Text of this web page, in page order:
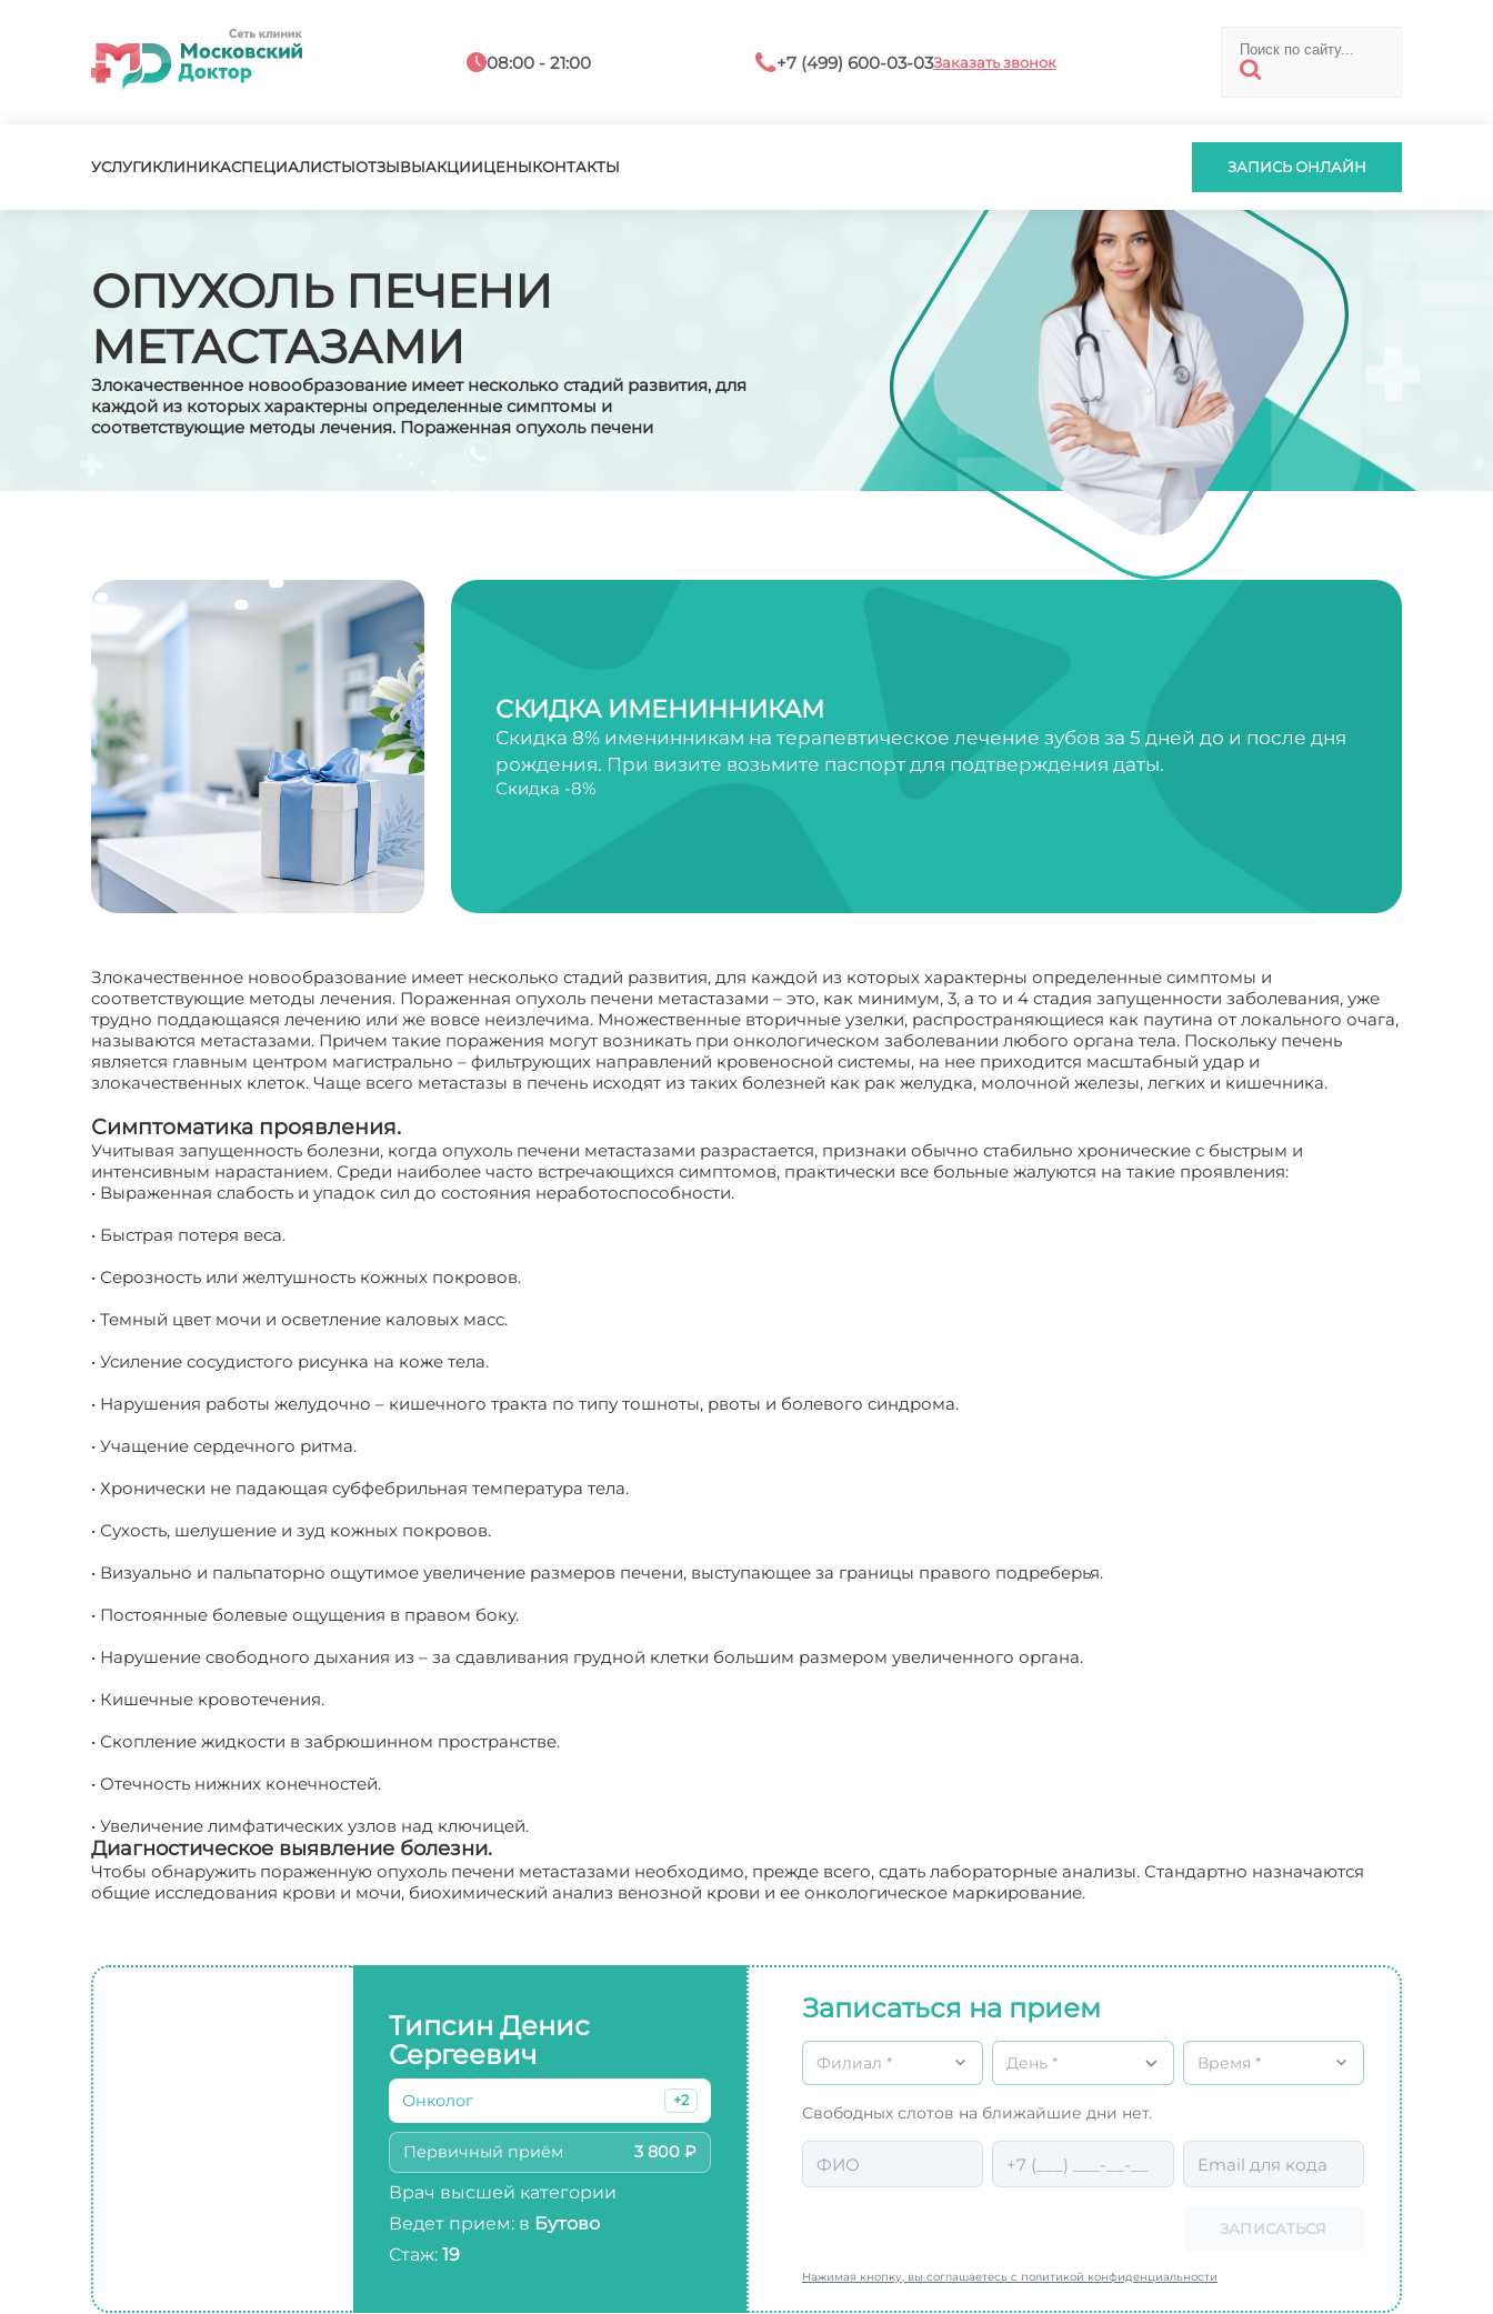
08:00 - 21:00 +7 (499) 600-03-03Заказать звонок
УСЛУГИКЛИНИКАСПЕЦИАЛИСТЫОТЗЫВЫАКЦИИЦЕНЫКОНТАКТЫ ЗАПИСЬ ОНЛАЙН
ОПУХОЛЬ ПЕЧЕНИ
МЕТАСТАЗАМИ
Злокачественное новообразование имеет несколько стадий развития, для
каждой из которых характерны определенные симптомы и
соответствующие методы лечения. Пораженная опухоль печени
СКИДКА ИМЕНИННИКАМ
Скидка 8% именинникам на терапевтическое лечение зубов за 5 дней до и после дня
рождения. При визите возьмите паспорт для подтверждения даты.
Скидка -8%
Злокачественное новообразование имеет несколько стадий развития, для каждой из которых характерны определенные симптомы и
соответствующие методы лечения. Пораженная опухоль печени метастазами – это, как минимум, 3, а то и 4 стадия запущенности заболевания, уже
трудно поддающаяся лечению или же вовсе неизлечима. Множественные вторичные узелки, распространяющиеся как паутина от локального очага,
называются метастазами. Причем такие поражения могут возникать при онкологическом заболевании любого органа тела. Поскольку печень
является главным центром магистрально – фильтрующих направлений кровеносной системы, на нее приходится масштабный удар и
злокачественных клеток. Чаще всего метастазы в печень исходят из таких болезней как рак желудка, молочной железы, легких и кишечника.
Симптоматика проявления.
Учитывая запущенность болезни, когда опухоль печени метастазами разрастается, признаки обычно стабильно хронические с быстрым и
интенсивным нарастанием. Среди наиболее часто встречающихся симптомов, практически все больные жалуются на такие проявления:
• Выраженная слабость и упадок сил до состояния неработоспособности.
• Быстрая потеря веса.
• Серозность или желтушность кожных покровов.
• Темный цвет мочи и осветление каловых масс.
• Усиление сосудистого рисунка на коже тела.
• Нарушения работы желудочно – кишечного тракта по типу тошноты, рвоты и болевого синдрома.
• Учащение сердечного ритма.
• Хронически не падающая субфебрильная температура тела.
• Сухость, шелушение и зуд кожных покровов.
• Визуально и пальпаторно ощутимое увеличение размеров печени, выступающее за границы правого подреберья.
• Постоянные болевые ощущения в правом боку.
• Нарушение свободного дыхания из – за сдавливания грудной клетки большим размером увеличенного органа.
• Кишечные кровотечения.
• Скопление жидкости в забрюшинном пространстве.
• Отечность нижних конечностей.
• Увеличение лимфатических узлов над ключицей.
Диагностическое выявление болезни.
Чтобы обнаружить пораженную опухоль печени метастазами необходимо, прежде всего, сдать лабораторные анализы. Стандартно назначаются
общие исследования крови и мочи, биохимический анализ венозной крови и ее онкологическое маркирование.
Типсин Денис
Сергеевич
Онколог +2
Первичный приём 3 800 ₽
Врач высшей категории
Ведет прием: в Бутово
Стаж: 19
Записаться на прием
Филиал * День * Время *
Свободных слотов на ближайшие дни нет.
ЗАПИСАТЬСЯ
Нажимая кнопку, вы соглашаетесь с политикой конфиденциальности